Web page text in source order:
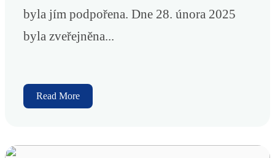
byla jím podpořena. Dne 28. února 2025
byla zveřejněna...
Read More